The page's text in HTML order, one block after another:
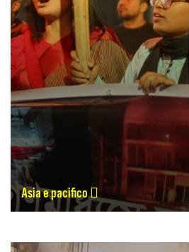
Asia e pacifico